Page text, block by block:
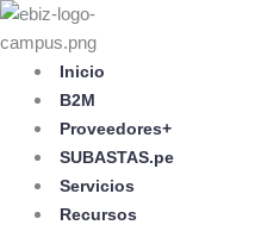
Skip
to
content
Inicio
B2M
Proveedores+
SUBASTAS.pe
Servicios
Recursos